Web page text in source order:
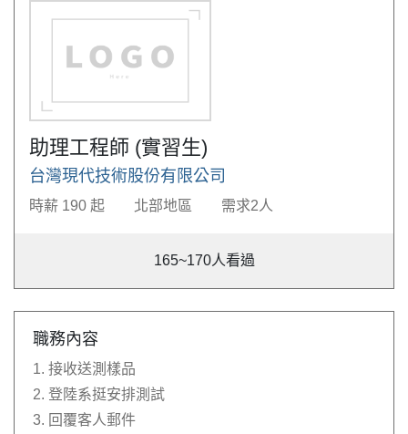
助理工程師 (實習生)
台灣現代技術股份有限公司
時薪 190 起 北部地區 需求2人
165~170人看過
職務內容
1. 接收送測樣品
2. 登陸系挺安排測試
3. 回覆客人郵件